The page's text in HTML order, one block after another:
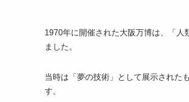
1970年に開催された大阪万博は、「
ました。
当時は「夢の技術」として展示された
す。